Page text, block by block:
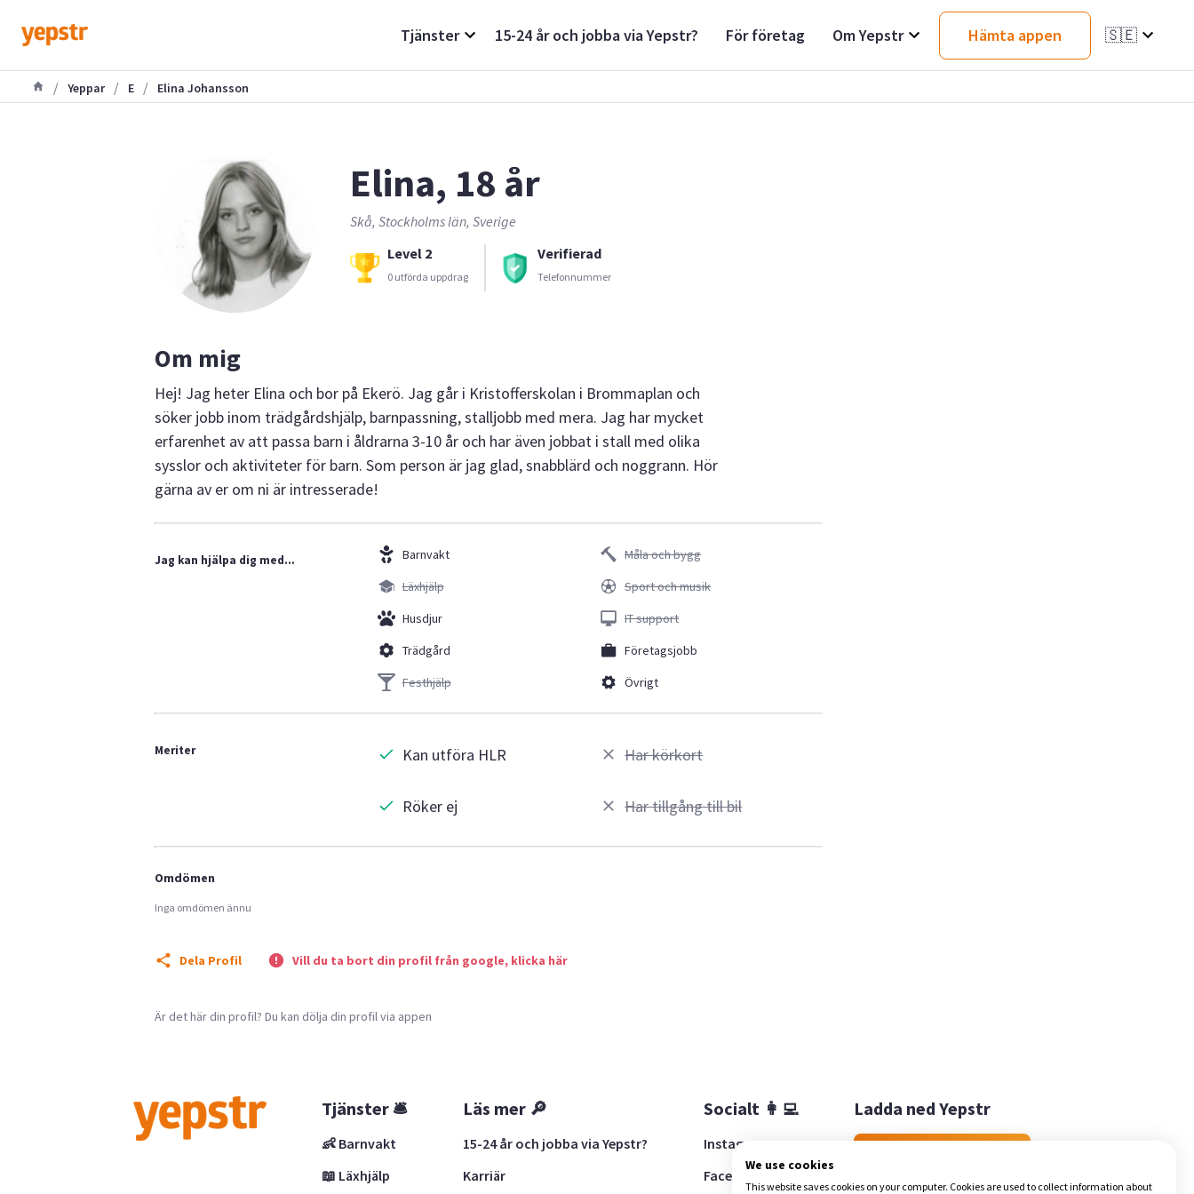
Tjänster 15-24 år och jobba via Yepstr? För företag Om Yepstr Hämta appen 🇸🇪
/ Yeppar / E / Elina Johansson
Elina, 18 år
Skå, Stockholms län, Sverige
Level 2
0 utförda uppdrag
Verifierad
Telefonnummer
Om mig
Hej! Jag heter Elina och bor på Ekerö. Jag går i Kristofferskolan i Brommaplan och
söker jobb inom trädgårdshjälp, barnpassning, stalljobb med mera. Jag har mycket
erfarenhet av att passa barn i åldrarna 3-10 år och har även jobbat i stall med olika
sysslor och aktiviteter för barn. Som person är jag glad, snabblärd och noggrann. Hör
gärna av er om ni är intresserade!
Jag kan hjälpa dig med...
Barnvakt
Läxhjälp
Husdjur
Trädgård
Festhjälp
Måla och bygg
Sport och musik
IT support
Företagsjobb
Övrigt
Meriter Kan utföra HLR
Röker ej
Har körkort
Har tillgång till bil
Omdömen
Inga omdömen ännu
Dela Profil Vill du ta bort din profil från google, klicka här
Är det här din profil? Du kan dölja din profil via appen
Tjänster 🛎
👶 Barnvakt
📖 Läxhjälp
Läs mer 🔎
15-24 år och jobba via Yepstr?
Karriär
Socialt 👩‍💻
Instagram
Facebook
Ladda ned Yepstr
We use cookies
This website saves cookies on your computer. Cookies are used to collect information about